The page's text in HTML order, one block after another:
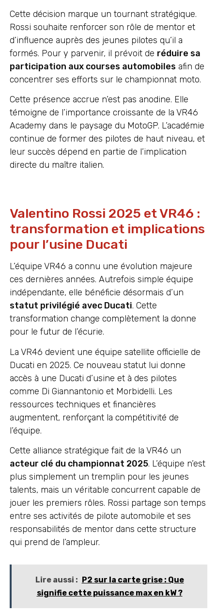
Cette décision marque un tournant stratégique.
Rossi souhaite renforcer son rôle de mentor et
d’influence auprès des jeunes pilotes qu’il a
formés. Pour y parvenir, il prévoit de réduire sa
participation aux courses automobiles afin de
concentrer ses efforts sur le championnat moto.
Cette présence accrue n’est pas anodine. Elle
témoigne de l’importance croissante de la VR46
Academy dans le paysage du MotoGP. L’académie
continue de former des pilotes de haut niveau, et
leur succès dépend en partie de l’implication
directe du maître italien.
Valentino Rossi 2025 et VR46 :
transformation et implications
pour l’usine Ducati
L’équipe VR46 a connu une évolution majeure
ces dernières années. Autrefois simple équipe
indépendante, elle bénéficie désormais d’un
statut privilégié avec Ducati. Cette
transformation change complètement la donne
pour le futur de l’écurie.
La VR46 devient une équipe satellite officielle de
Ducati en 2025. Ce nouveau statut lui donne
accès à une Ducati d’usine et à des pilotes
comme Di Giannantonio et Morbidelli. Les
ressources techniques et financières
augmentent, renforçant la compétitivité de
l’équipe.
Cette alliance stratégique fait de la VR46 un
acteur clé du championnat 2025. L’équipe n’est
plus simplement un tremplin pour les jeunes
talents, mais un véritable concurrent capable de
jouer les premiers rôles. Rossi partage son temps
entre ses activités de pilote automobile et ses
responsabilités de mentor dans cette structure
qui prend de l’ampleur.
Lire aussi : P2 sur la carte grise : Que
signifie cette puissance max en kW ?